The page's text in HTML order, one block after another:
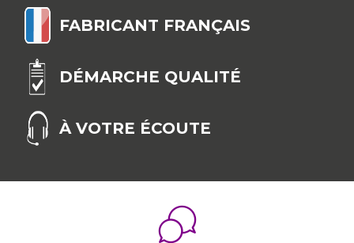
FABRICANT FRANÇAIS
DÉMARCHE QUALITÉ
À VOTRE ÉCOUTE